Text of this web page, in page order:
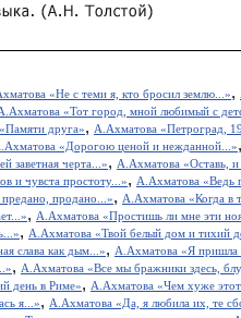
«Не с теми я, кто бросил землю...»,
«Тот город, мной любимый с
друга», А.Ахматова «Петроград,
«Дорогою ценой и нежданной...»,
заветная черта...», А.Ахматова «Оставь, и
и чувста простоту...», А.Ахматова «Ведь
продано...», А.Ахматова «Когда в
, А.Ахматова «Простишь ли мне эти
, А.Ахматова «Твой белый дом и тихий
слава как дым...», А.Ахматова «Я пришла
, А.Ахматова «Все мы бражники здесь,
день в Риме», А.Ахматова «Чем хуже этот
я...», А.Ахматова «Да, я любила их, те